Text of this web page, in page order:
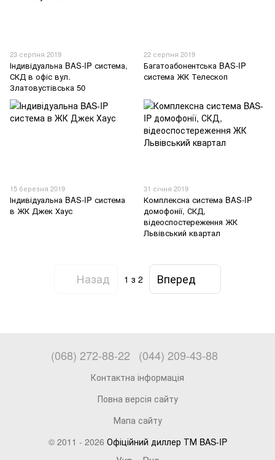
23 серпня 2019
Індивідуальна BAS-IP система,
СКД в офіс вул.
Златовустівська 50
22 серпня 2019
Багатоабонентська BAS-IP
система ЖК Телескоп
15 березня 2019
Індивідуальна BAS-IP система
в ЖК Джек Хаус
31 січня 2019
Комплексна система BAS-IP
домофонії, СКД,
відеоспостереження ЖК
Львівський квартал
Назад 1 з 2 Вперед
(068) 272-88-22 (044) 209-43-88
Контактна інформація
Повна версія сайту
Мапа сайту
© 2011 - 2026 Офіційний диллер ТМ BAS-IP